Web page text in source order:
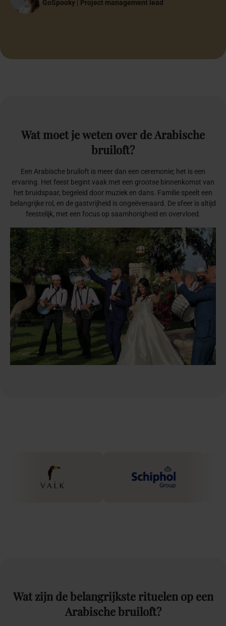
Bruidspaar
Halima Özen-El Hajoui
GoSpooky | Project management lead
Papa & Mama
Founder Anne-Martine Weddings & Events
Bruidspaar
Halima Özen-El Hajoui
Wat moetjeweten over deArabische
bruiloft?
Een Arabische bruiloft is meer dan een ceremonie; het is een
ervaring. Het feest begint vaak met een grootse binnenkomst van
het bruidspaar, begeleid door muziek en dans. Familie speelt een
belangrijke rol, en de gastvrijheid is ongeëvenaard. De sfeer is altijd
feestelijk, met een focus op saamhorigheid en overvloed.
Wat zijn debelangrijkste rituelen op een
Arabischebruiloft?